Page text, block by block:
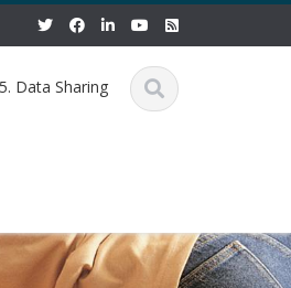
5. Data Sharing